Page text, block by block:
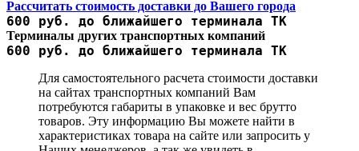
Рассчитать стоимость доставки до Вашего города
600 руб. до ближайшего терминала ТК
Терминалы других транспортных компаний
600 руб. до ближайшего терминала ТК
Для самостоятельного расчета стоимости доставки
на сайтах транспортных компаний Вам
потребуются габариты в упаковке и вес брутто
товаров. Эту информацию Вы можете найти в
характеристиках товара на сайте или запросить у